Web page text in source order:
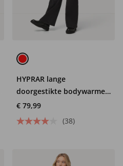
HYPRAR lange
doorgestikte bodywarmer,
waterafstotend,
tweerichtingsrits
€ 79,99
(38)